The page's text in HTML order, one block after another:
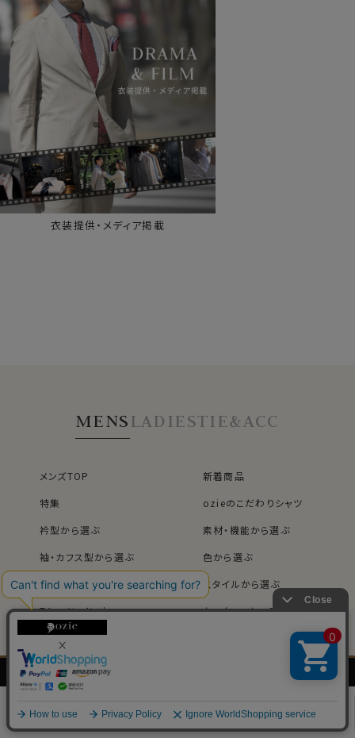
メンズ
シャツ
シャツの
基礎知識
衣装提供・メディア掲載
MENSLADIESTIE&ACC
メンズTOP
新着商品
特集
ozieのこだわりシャツ
衿型から選ぶ
素材・機能から選ぶ
袖・カフス型から選ぶ
色から選ぶ
柄から選ぶ
スタイルから選ぶ
Tシャツ・インナー
セーター・カーディガン
カジュアルシャツ
コーディネート
レディースTOP
衿型から選ぶ
袖・カフス型から選ぶ
ネクタイ・アクセサリーTOP
ポケットチーフ
カフスボタン